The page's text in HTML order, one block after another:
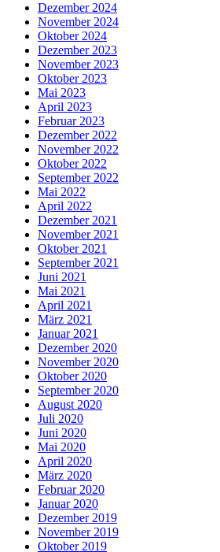
Dezember 2024
November 2024
Oktober 2024
Dezember 2023
November 2023
Oktober 2023
Mai 2023
April 2023
Februar 2023
Dezember 2022
November 2022
Oktober 2022
September 2022
Mai 2022
April 2022
Dezember 2021
November 2021
Oktober 2021
September 2021
Juni 2021
Mai 2021
April 2021
März 2021
Januar 2021
Dezember 2020
November 2020
Oktober 2020
September 2020
August 2020
Juli 2020
Juni 2020
Mai 2020
April 2020
März 2020
Februar 2020
Januar 2020
Dezember 2019
November 2019
Oktober 2019